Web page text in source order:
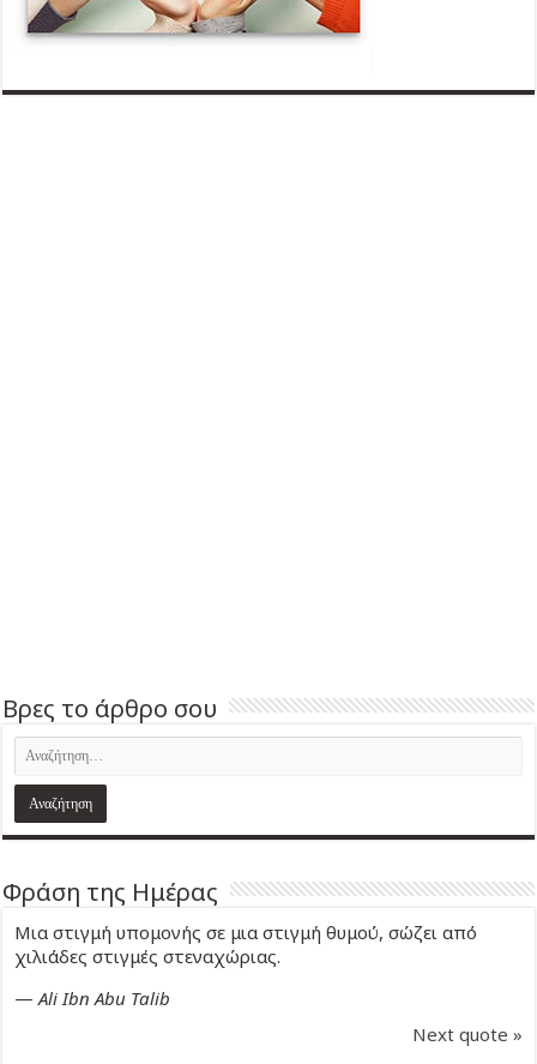
Βρες το άρθρο σου
Φράση της Ημέρας
Μια στιγμή υπομονής σε μια στιγμή θυμού, σώζει από
χιλιάδες στιγμές στεναχώριας.
—Ali Ibn Abu Talib
Next quote »